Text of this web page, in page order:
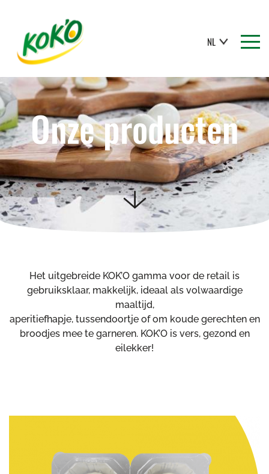
NL
Onze producten
Het uitgebreide KOK’O gamma voor de retail is
gebruiksklaar, makkelijk, ideaal als volwaardige
maaltijd,
aperitiefhapje, tussendoortje of om koude gerechten en
broodjes mee te garneren. KOK’O is vers, gezond en
eilekker!